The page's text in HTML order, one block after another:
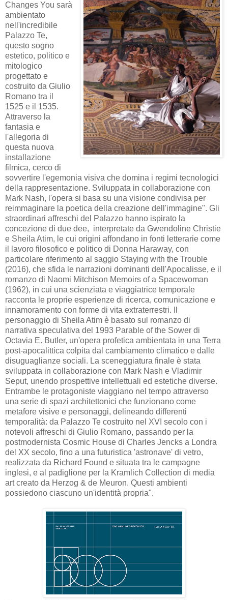
Changes You sarà
ambientato
nell'incredibile
Palazzo Te,
questo sogno
estetico, politico e
mitologico
progettato e
costruito da Giulio
Romano tra il
1525 e il 1535.
Attraverso la
fantasia e
l'allegoria di
questa nuova
installazione
filmica, cerco di
sovvertire l'egemonia visiva che domina i regimi tecnologici
della rappresentazione. Sviluppata in collaborazione con
Mark Nash, l'opera si basa su una visione condivisa per
reimmaginare la poetica della creazione dell'immagine". Gli
straordinari affreschi del Palazzo hanno ispirato la
concezione di due dee, interpretate da Gwendoline Christie
e Sheila Atim, le cui origini affondano in fonti letterarie come
il lavoro filosofico e politico di Donna Haraway, con
particolare riferimento al saggio Staying with the Trouble
(2016), che sfida le narrazioni dominanti dell'Apocalisse, e il
romanzo di Naomi Mitchison Memoirs of a Spacewoman
(1962), in cui una scienziata e viaggiatrice temporale
racconta le proprie esperienze di ricerca, comunicazione e
innamoramento con forme di vita extraterrestri. Il
personaggio di Sheila Atim è basato sul romanzo di
narrativa speculativa del 1993 Parable of the Sower di
Octavia E. Butler, un'opera profetica ambientata in una Terra
post-apocalittica colpita dal cambiamento climatico e dalle
disuguaglianze sociali. La sceneggiatura finale è stata
sviluppata in collaborazione con Mark Nash e Vladimir
Seput, unendo prospettive intellettuali ed estetiche diverse.
Entrambe le protagoniste viaggiano nel tempo attraverso
una serie di spazi architettonici che funzionano come
metafore visive e personaggi, delineando differenti
temporalità: da Palazzo Te costruito nel XVI secolo con i
notevoli affreschi di Giulio Romano, passando per la
postmodernista Cosmic House di Charles Jencks a Londra
del XX secolo, fino a una futuristica 'astronave' di vetro,
realizzata da Richard Found e situata tra le campagne
inglesi, e al padiglione per la Kramlich Collection di media
art creato da Herzog & de Meuron. Questi ambienti
possiedono ciascuno un'identità propria".